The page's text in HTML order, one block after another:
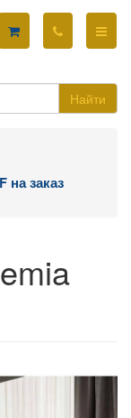
Найти
на заказ